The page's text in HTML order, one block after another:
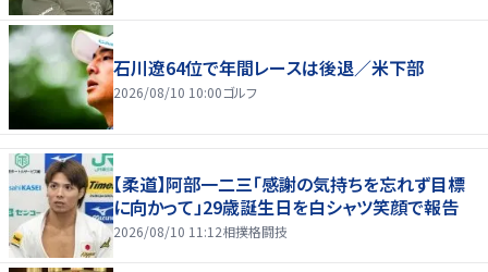
石川遼64位で年間レースは後退／米下部
2026/08/10 10:00ゴルフ
【柔道】阿部一二三「感謝の気持ちを忘れず目標
に向かって」29歳誕生日を白シャツ笑顔で報告
2026/08/10 11:12相撲格闘技